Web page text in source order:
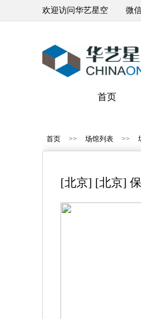
欢迎访问华艺星空 微
首页
首页 >> 场馆列表 >>
[北京] [北京]